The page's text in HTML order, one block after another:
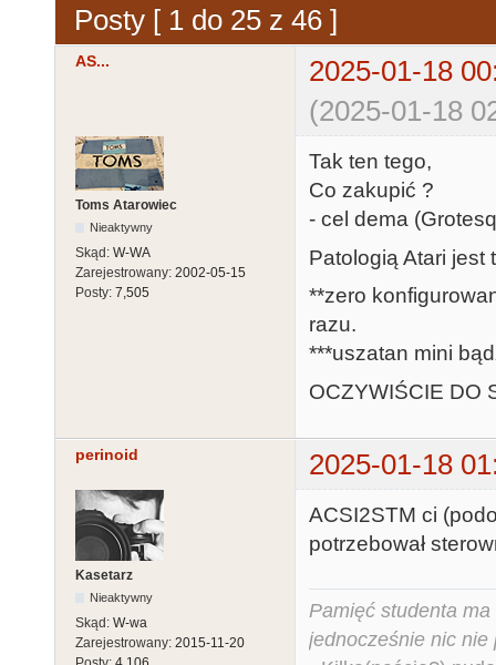
Posty [ 1 do 25 z 46 ]
AS...
2025-01-18
(2025-01-18
Toms Atarowiec
Nieaktywny
Skąd: W-WA
Zarejestrowany: 2002-05-15
Posty: 7,505
Tak ten tego,
Co zakupić ?
- cel dema
Patologią Atari jest
**zero
razu.
***uszatan mini
OCZYWIŚCIE DO
perinoid 2025-01-18
Kasetarz
Nieaktywny
Skąd: W-wa
Zarejestrowany: 2015-11-20
ACSI2STM ci
potrzebował
Pamięć studenta
jednocześnie nic nie